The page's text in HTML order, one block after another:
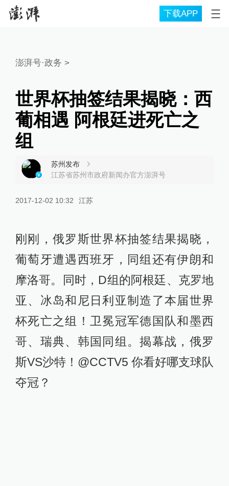
下载APP
澎湃号·政务 >
世界杯抽签结果揭晓：西
葡相遇 阿根廷进死亡之
组
苏州发布
江苏省苏州市政府新闻办官方澎湃号
2017-12-02 10:32 江苏
刚刚，俄罗斯世界杯抽签结果揭晓，
葡萄牙遭遇西班牙，同组还有伊朗和
摩洛哥。同时，D组的阿根廷、克罗地
亚、冰岛和尼日利亚制造了本届世界
杯死亡之组！卫冕冠军德国队和墨西
哥、瑞典、韩国同组。揭幕战，俄罗
斯VS沙特！@CCTV5 你看好哪支球队
夺冠？